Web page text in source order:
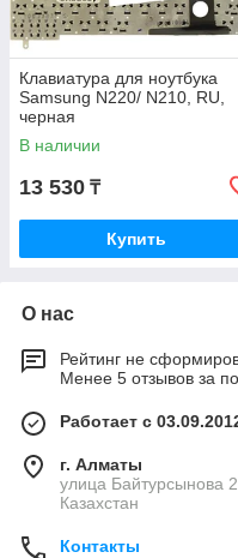
Клавиатура для ноутбука
Samsung N220/ N210, RU,
черная
В наличии
13 530 ₸
Купить
О нас
Рейтинг не
Менее 5 отзывов за
Работает с
г. Алматы
улица Байтурсынова
Казахстан
Контакты